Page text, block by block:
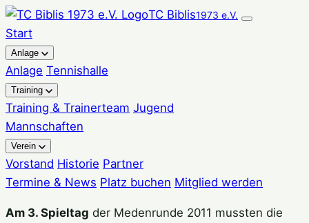
Zum
Inhalt
springen
TC Biblis1973 e.V.
Start
Anlage
Anlage Tennishalle
Training
Training & Trainerteam Jugend
Mannschaften
Verein
Vorstand Historie Partner
Termine & News Platz buchen Mitglied werden
Am 3. Spieltag der Medenrunde 2011 mussten die